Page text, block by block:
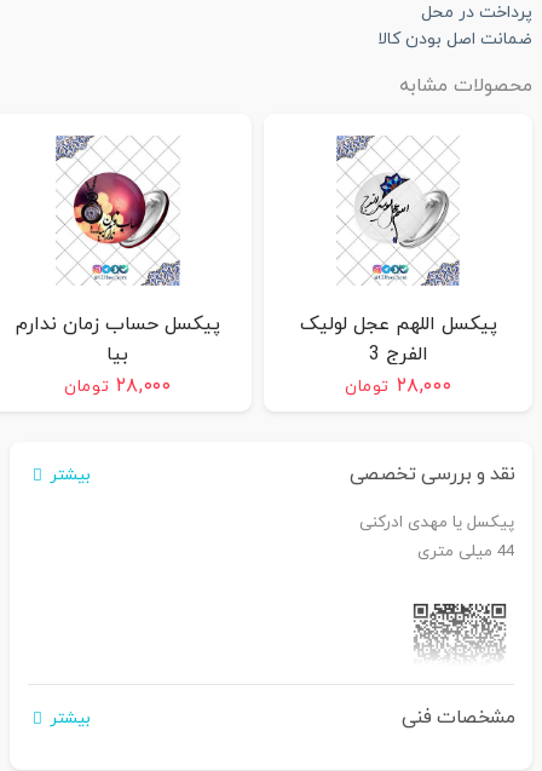
پرداخت در محل
ضمانت اصل بودن کالا
محصولات مشابه
پیکسل اللهم عجل لولیک
الفرج 3
۲۸,۰۰۰ تومان
پیکسل حساب زمان ندارم
بیا
۲۸,۰۰۰ تومان
نقد و بررسی تخصصی بیشتر
پیکسل یا مهدی ادرکنی
44 میلی متری
اگر برای خرید تمایل به عضویت در سایت ندارید،
مشخصات فنی بیشتر